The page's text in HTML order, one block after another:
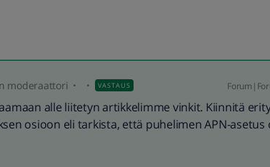
moderaattori VASTAUS
alle liitetyn artikkelimme vinkit. Kiinnitä
osioon eli tarkista, että puhelimen APN-asetus